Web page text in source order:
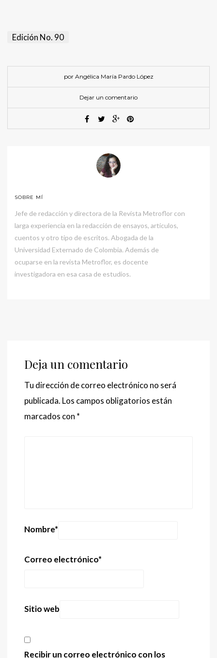
Edición No. 90
por Angélica María Pardo López
Dejar un comentario
SOBRE MÍ
Jefe de redacción y directora de la Revista Metroflor con
larga experiencia en la redacción de ensayos, artículos,
cuentos y otro tipo de escritos. Abogada de la
Universidad Externado de Colombia. Además de
ocuparse en la revista Metroflor, es docente
investigadora en esa casa de estudios.
Deja un comentario
Tu dirección de correo electrónico no será
publicada. Los campos obligatorios están
marcados con *
Nombre*
Correo electrónico*
Sitio web
Recibir un correo electrónico con los